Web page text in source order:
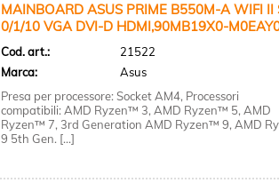
MAINBOARD ASUS PRIME B550M-A WIFI
0/1/10 VGA DVI-D HDMI,90MB19X0-
Cod. art.:
21522
Marca:
Asus
Presa per processore: Socket AM4, Processori
compatibili: AMD Ryzen™ 3, AMD Ryzen™ 5, AMD
Ryzen™ 7, 3rd Generation AMD Ryzen™ 9, AMD
9 5th Gen. [...]